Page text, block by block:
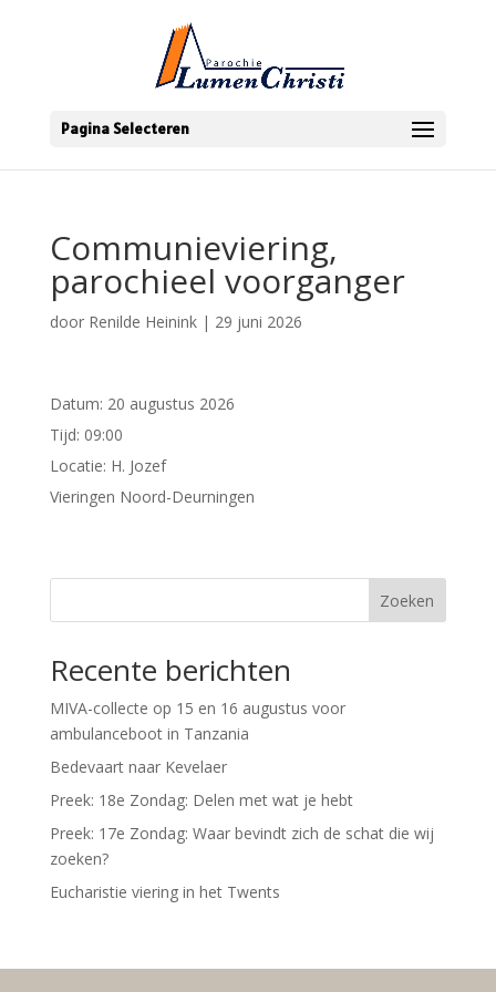
Pagina Selecteren
Communieviering,
parochieel voorganger
door Renilde Heinink| 29 juni 2026
Datum: 20 augustus 2026
Tijd: 09:00
Locatie: H. Jozef
Vieringen Noord-Deurningen
Zoeken
Recente berichten
MIVA-collecte op 15 en 16 augustus voor
ambulanceboot in Tanzania
Bedevaart naar Kevelaer
Preek: 18e Zondag: Delen met wat je hebt
Preek: 17e Zondag: Waar bevindt zich de schat die wij
zoeken?
Eucharistie viering in het Twents